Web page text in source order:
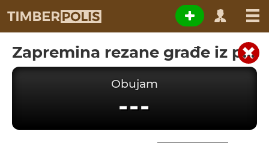
Zapremina rezane građe iz paketa
Obujam
---